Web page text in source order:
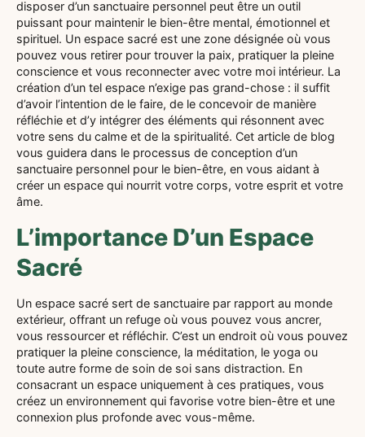
disposer d’un sanctuaire personnel peut être un outil
puissant pour maintenir le bien-être mental, émotionnel et
spirituel. Un espace sacré est une zone désignée où vous
pouvez vous retirer pour trouver la paix, pratiquer la pleine
conscience et vous reconnecter avec votre moi intérieur. La
création d’un tel espace n’exige pas grand-chose : il suffit
d’avoir l’intention de le faire, de le concevoir de manière
réfléchie et d’y intégrer des éléments qui résonnent avec
votre sens du calme et de la spiritualité. Cet article de blog
vous guidera dans le processus de conception d’un
sanctuaire personnel pour le bien-être, en vous aidant à
créer un espace qui nourrit votre corps, votre esprit et votre
âme.
L’importance D’un Espace
Sacré
Un espace sacré sert de sanctuaire par rapport au monde
extérieur, offrant un refuge où vous pouvez vous ancrer,
vous ressourcer et réfléchir. C’est un endroit où vous pouvez
pratiquer la pleine conscience, la méditation, le yoga ou
toute autre forme de soin de soi sans distraction. En
consacrant un espace uniquement à ces pratiques, vous
créez un environnement qui favorise votre bien-être et une
connexion plus profonde avec vous-même.